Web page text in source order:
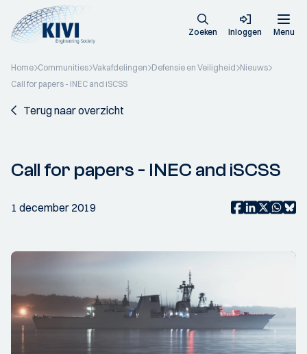
Zoeken Inloggen Menu
Home Communities Vakafdelingen Defensie en Veiligheid Nieuws
Call for papers - INEC and iSCSS
Terug naar overzicht
Call for papers - INEC and iSCSS
1 december 2019